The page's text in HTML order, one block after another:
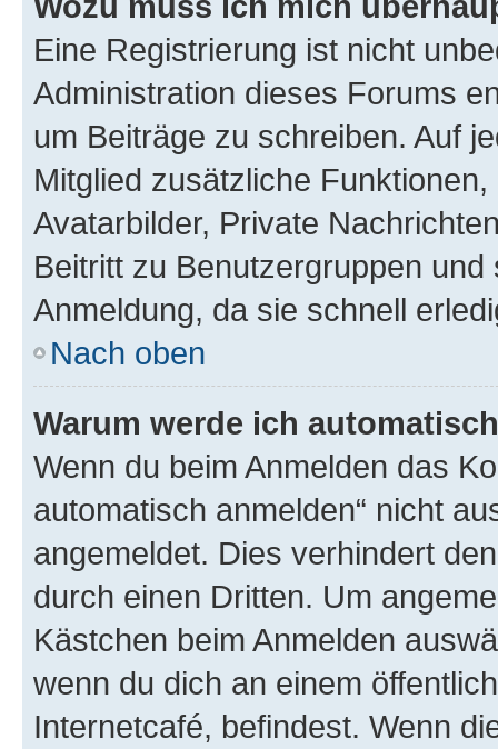
Eine Registrierung ist nicht
Administration dieses Forums
um Beiträge zu schreiben. Auf
Mitglied zusätzliche
Avatarbilder, Private
Beitritt zu Benutzergruppen
Anmeldung, da sie schnell
Nach oben
Warum werde ich
Wenn du beim Anmelden das
automatisch anmelden“ nicht
angemeldet. Dies verhindert
durch einen Dritten. Um
Kästchen beim Anmelden
wenn du dich an einem
Internetcafé, befindest. Wenn